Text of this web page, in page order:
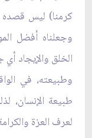
كرمنا) ليس قصده
وجعلناه أفضل
الخلق والإيجاد
وطبيعته، في
طبيعة الإنسان،
لعرف العزة